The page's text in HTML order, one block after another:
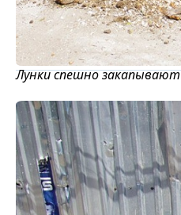
Лунки спешно закапывают